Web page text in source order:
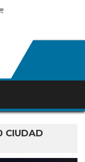
CIUDAD